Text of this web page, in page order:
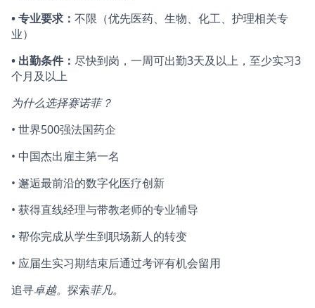
• 专业要求： 不限（优先医药、生物、化工、护理相关专
业）
• 出勤条件： 尽快到岗，一周可出勤3天及以上，至少实习3
个月及以上
为什么选择赛诺菲？
• 世界500强法国药企
• 中国杰出雇主第一名
• 邂逅最前沿的数字化医疗创新
• 获得直线经理与带教老师的专业辅导
• 帮你完成从学生到职场新人的转变
• 应届生实习期结束后通过考评有机会留用
追寻卓越。 探索菲凡。